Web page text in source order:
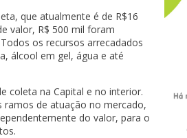
que atualmente é de R$16
valor, R$ 500 mil foram
os recursos arrecadados
álcool em gel, água e até
coleta na Capital e no interior.
ramos de atuação no mercado,
do valor, para o